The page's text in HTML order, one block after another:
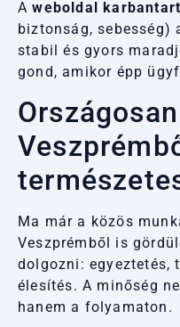
Aweboldal
biztonság, sebesség)
stabil és gyors
gond, amikor épp
Ma már a közös
Veszprémből is
dolgozni: egyeztetés,
élesítés. A minőség
hanem a folyamaton.